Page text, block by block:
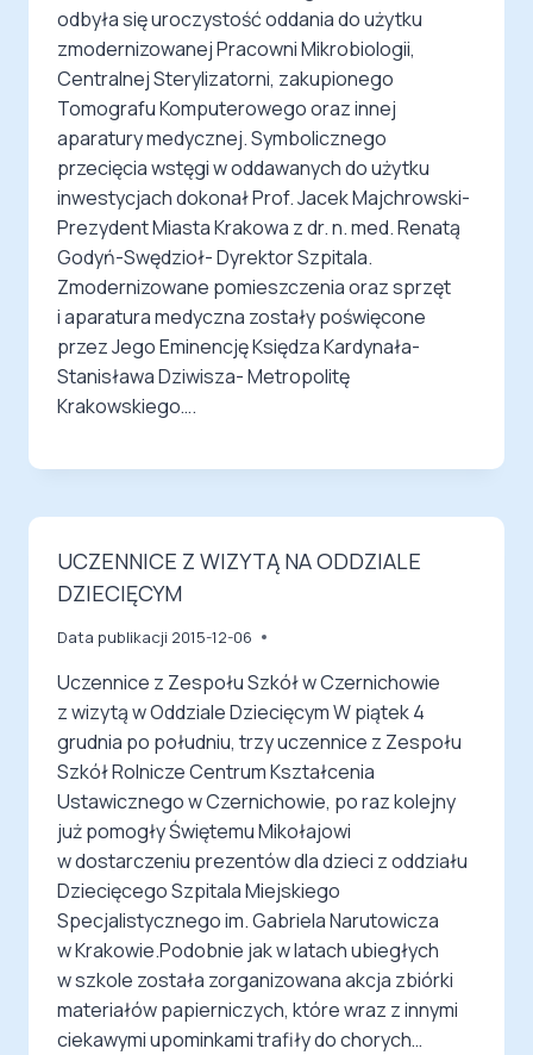
odbyła się uroczystość oddania do użytku
zmodernizowanej Pracowni Mikrobiologii,
Centralnej Sterylizatorni, zakupionego
Tomografu Komputerowego oraz innej
aparatury medycznej. Symbolicznego
przecięcia wstęgi w oddawanych do użytku
inwestycjach dokonał Prof. Jacek Majchrowski-
Prezydent Miasta Krakowa z dr. n. med. Renatą
Godyń-Swędzioł- Dyrektor Szpitala.
Zmodernizowane pomieszczenia oraz sprzęt
i aparatura medyczna zostały poświęcone
przez Jego Eminencję Księdza Kardynała-
Stanisława Dziwisza- Metropolitę
Krakowskiego….
UCZENNICE Z WIZYTĄ NA ODDZIALE
DZIECIĘCYM
Data publikacji 2015-12-06
Uczennice z Zespołu Szkół w Czernichowie
z wizytą w Oddziale Dziecięcym W piątek 4
grudnia po południu, trzy uczennice z Zespołu
Szkół Rolnicze Centrum Kształcenia
Ustawicznego w Czernichowie, po raz kolejny
już pomogły Świętemu Mikołajowi
w dostarczeniu prezentów dla dzieci z oddziału
Dziecięcego Szpitala Miejskiego
Specjalistycznego im. Gabriela Narutowicza
w Krakowie.Podobnie jak w latach ubiegłych
w szkole została zorganizowana akcja zbiórki
materiałów papierniczych, które wraz z innymi
ciekawymi upominkami trafiły do chorych…